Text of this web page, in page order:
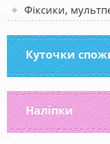
Фіксики,
Куточки
Наліпки